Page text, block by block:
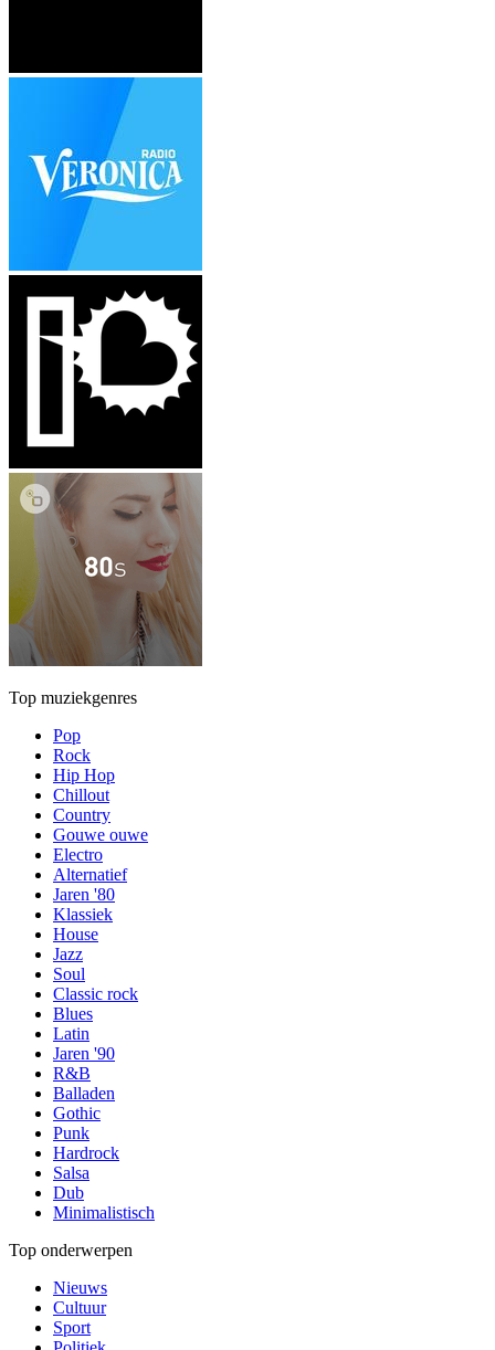
Top muziekgenres
Pop
Rock
Hip Hop
Chillout
Country
Gouwe ouwe
Electro
Alternatief
Jaren '80
Klassiek
House
Jazz
Soul
Classic rock
Blues
Latin
Jaren '90
R&B
Balladen
Gothic
Punk
Hardrock
Salsa
Dub
Minimalistisch
Top onderwerpen
Nieuws
Cultuur
Sport